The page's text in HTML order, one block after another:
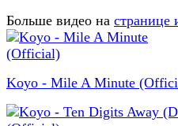
Больше видео на странице
Koyo - Mile A Minute